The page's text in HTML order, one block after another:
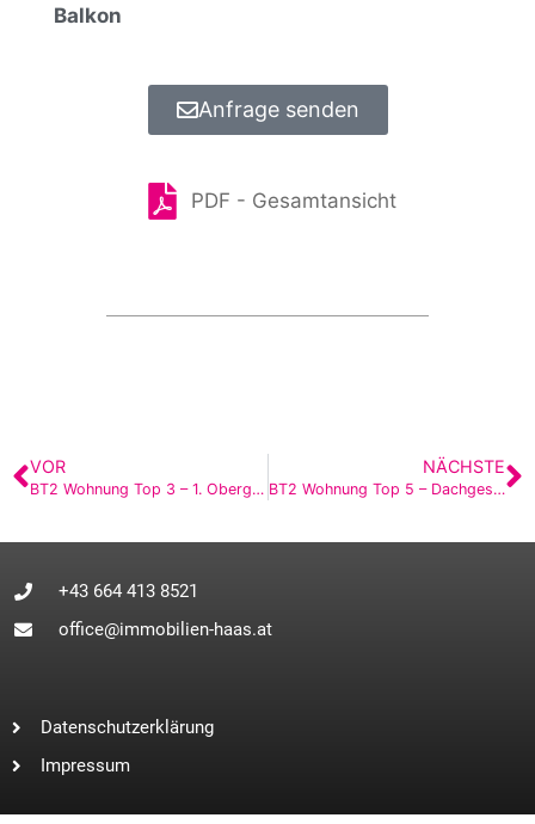
Balkon
Anfrage senden
PDF - Gesamtansicht
VOR
BT2 Wohnung Top 3 – 1. Obergeschoß
NÄCHSTE
BT2 Wohnung Top 5 – Dachgeschoß
+43 664 413 8521
office@immobilien-haas.at
Datenschutzerklärung
Impressum